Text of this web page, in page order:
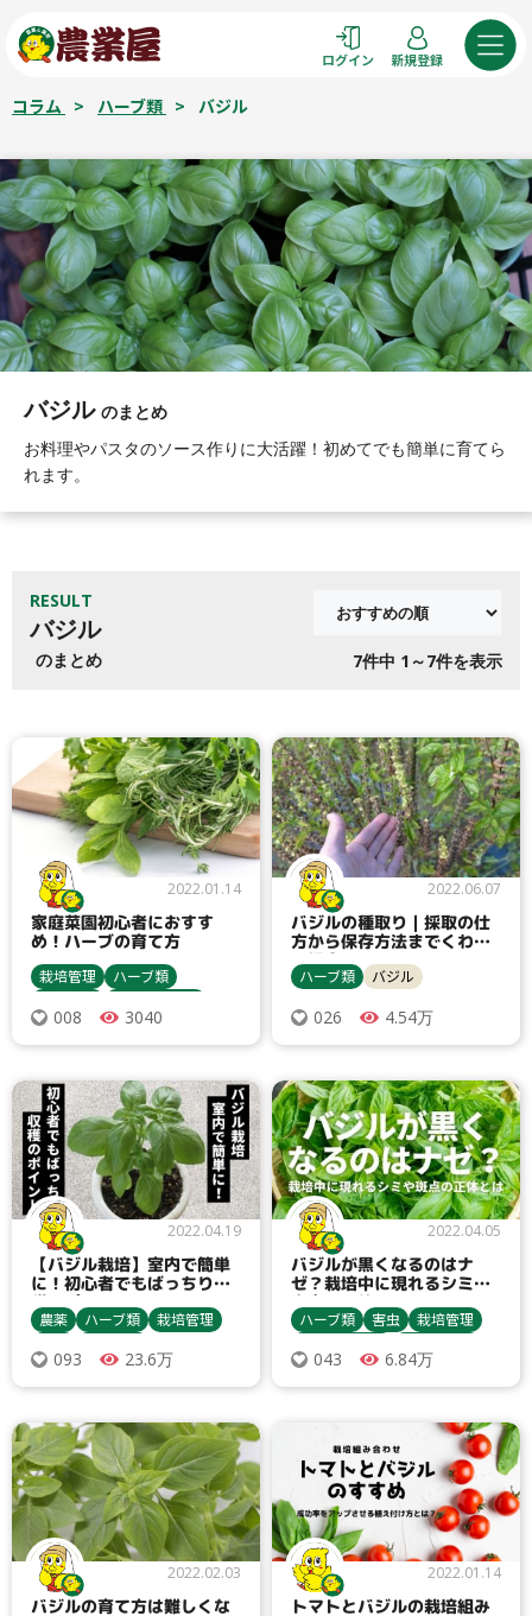
ン
ン
へ
ス
キ
ッ
プ
ログイン 新規登録
コラム > ハーブ類 > バジル
バジル のまとめ
お料理やパスタのソース作りに大活躍！初めてでも簡単に育てら
れます。
RESULT
バジル
のまとめ 7件中 1～7件を表示
2022.01.14
家庭菜園初心者におすす
め！ハーブの育て方
栽培管理
ハーブ類
収穫・貯蔵
栽培方法
バジル
ミント類
008 3040
2022.06.07
バジルの種取り｜採取の仕
方から保存方法までくわし
く紹介！
ハーブ類 バジル
026 4.54万
2022.04.19
【バジル栽培】室内で簡単
に！初心者でもばっちり収
穫のポイント
農薬 ハーブ類
栽培管理
種まき・育苗
収穫・貯蔵
殺虫剤
バジル
間引き
アブラムシ類
ヨトウムシ類
093 23.6万
2022.04.05
バジルが黒くなるのはナ
ゼ？栽培中に現れるシミや
斑点の正体とは？
ハーブ類 害虫
栽培管理
バジル
アブラムシ類
病害虫対策
ダニ類
043 6.84万
2022.02.03
バジルの育て方は難しくな
2022.01.14
トマトとバジルの栽培組み